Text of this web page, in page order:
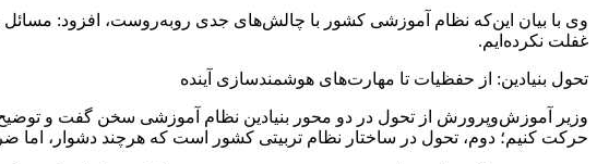
وی با بیان این‌که نظام آموزشی کشور با چالش‌های جدی روبه‌روست، افزود:
غفلت نکرده‌ایم.
تحول بنیادین: از حفظیات تا مهارت‌های هوشمندسازی آینده
وزیر آموزش‌وپرورش از تحول در دو محور بنیادین نظام آموزشی سخن گفت و
حرکت کنیم؛ دوم، تحول در ساختار نظام تربیتی کشور است که هرچند دشوار، اما